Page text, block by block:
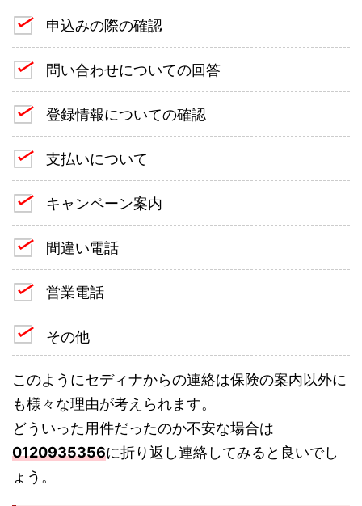
申込みの際の確認
問い合わせについての回答
登録情報についての確認
支払いについて
キャンペーン案内
間違い電話
営業電話
その他
このようにセディナからの連絡は保険の案内以外に
も様々な理由が考えられます。
どういった用件だったのか不安な場合は
0120935356に折り返し連絡してみると良いでし
ょう。